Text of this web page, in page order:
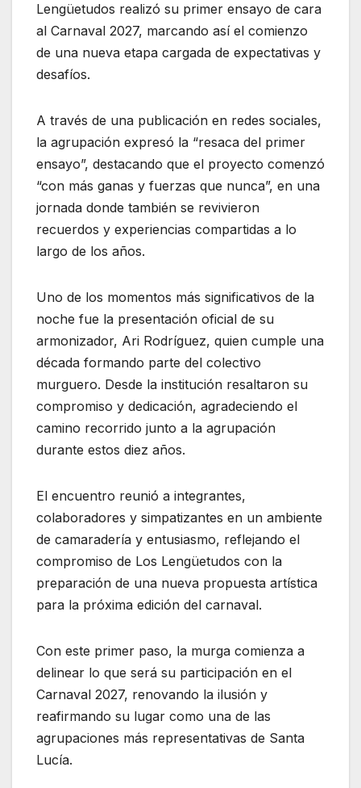
Lengüetudos realizó su primer ensayo de cara
al Carnaval 2027, marcando así el comienzo
de una nueva etapa cargada de expectativas y
desafíos.
A través de una publicación en redes sociales,
la agrupación expresó la “resaca del primer
ensayo”, destacando que el proyecto comenzó
“con más ganas y fuerzas que nunca”, en una
jornada donde también se revivieron
recuerdos y experiencias compartidas a lo
largo de los años.
Uno de los momentos más significativos de la
noche fue la presentación oficial de su
armonizador, Ari Rodríguez, quien cumple una
década formando parte del colectivo
murguero. Desde la institución resaltaron su
compromiso y dedicación, agradeciendo el
camino recorrido junto a la agrupación
durante estos diez años.
El encuentro reunió a integrantes,
colaboradores y simpatizantes en un ambiente
de camaradería y entusiasmo, reflejando el
compromiso de Los Lengüetudos con la
preparación de una nueva propuesta artística
para la próxima edición del carnaval.
Con este primer paso, la murga comienza a
delinear lo que será su participación en el
Carnaval 2027, renovando la ilusión y
reafirmando su lugar como una de las
agrupaciones más representativas de Santa
Lucía.